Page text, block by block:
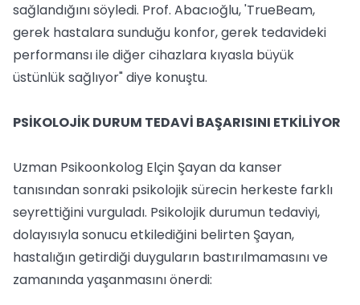
sağlandığını söyledi. Prof. Abacıoğlu, 'TrueBeam,
gerek hastalara sunduğu konfor, gerek tedavideki
performansı ile diğer cihazlara kıyasla büyük
üstünlük sağlıyor" diye konuştu.
PSİKOLOJİK DURUM TEDAVİ BAŞARISINI ETKİLİYOR
Uzman Psikoonkolog Elçin Şayan da kanser
tanısından sonraki psikolojik sürecin herkeste farklı
seyrettiğini vurguladı. Psikolojik durumun tedaviyi,
dolayısıyla sonucu etkilediğini belirten Şayan,
hastalığın getirdiği duyguların bastırılmamasını ve
zamanında yaşanmasını önerdi: